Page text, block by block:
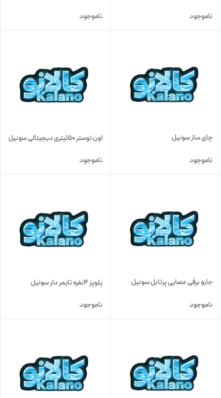
ناموجود ناموجود
چای ساز سونیل
ناموجود
اون توستر 50لیتری دیجیتالی سونیل
ناموجود
جارو برقی عصایی پرتابل سونیل
ناموجود
پلوپز 4نفره تایمر دار سونیل
ناموجود